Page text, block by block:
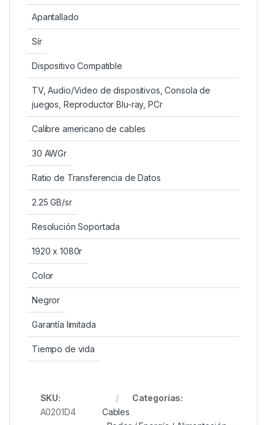
Apantallado
Sír
Dispositivo Compatible
TV, Audio/Video de dispositivos, Consola de
juegos, Reproductor Blu-ray, PCr
Calibre americano de cables
30 AWGr
Ratio de Transferencia de Datos
2.25 GB/sr
Resolución Soportada
1920 x 1080r
Color
Negror
Garantía limitada
Tiempo de vida
SKU:
A0201D4
Categorías:
Cables